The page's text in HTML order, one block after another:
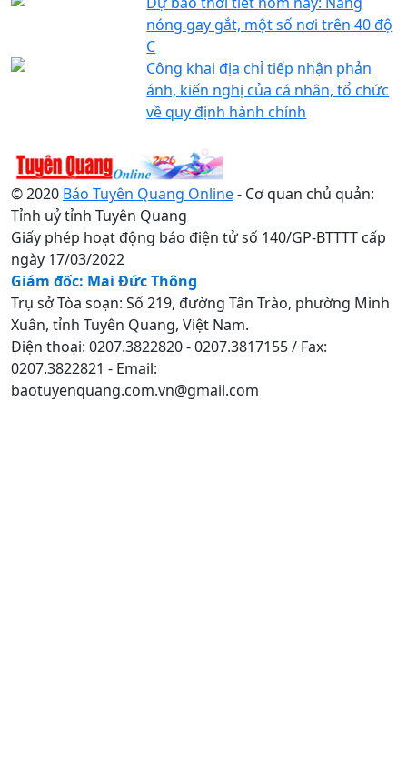
nóng gay gắt, một số nơi trên 40 độ
C
Công khai địa chỉ tiếp nhận phản
ánh, kiến nghị của cá nhân, tổ chức
về quy định hành chính
© 2020 Báo Tuyên Quang Online- Cơ quan chủ quản:
Tỉnh uỷ tỉnh Tuyên Quang
Giấy phép hoạt động báo điện tử số 140/GP-BTTTT cấp
ngày 17/03/2022
Giám đốc: Mai Đức Thông
Trụ sở Tòa soạn: Số 219, đường Tân Trào, phường Minh
Xuân, tỉnh Tuyên Quang, Việt Nam.
Điện thoại: 0207.3822820 - 0207.3817155 / Fax:
0207.3822821 - Email:
baotuyenquang.com.vn@gmail.com